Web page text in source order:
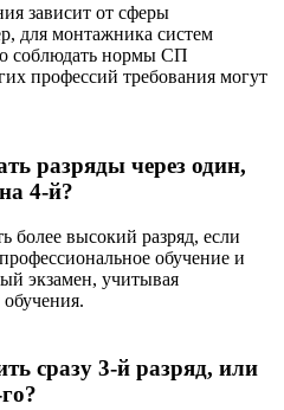
зависит от сферы
для монтажника систем
соблюдать нормы СП
профессий требования могут
разряды через один,
4-й?
более высокий разряд, если
обучение и
экзамен, учитывая
сразу 3-й разряд, или